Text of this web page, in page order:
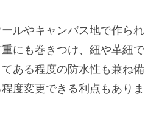
ルやキャンバス地で作られ
にも巻きつけ、紐や革紐で
ある程度の防水性も兼ね備
度変更できる利点もありま